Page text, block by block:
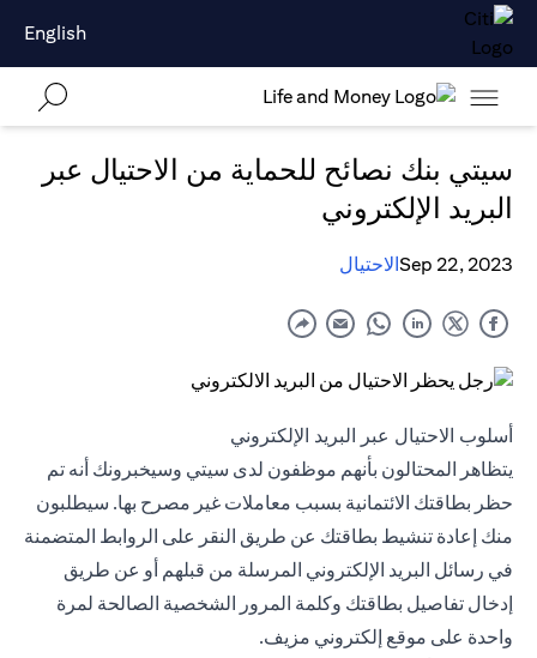
English
سيتي بنك نصائح للحماية من الاحتيال عبر
البريد الإلكتروني
Sep 22, 2023الاحتيال
أسلوب الاحتيال عبر البريد الإلكتروني
يتظاهر المحتالون بأنهم موظفون لدى سيتي وسيخبرونك أنه تم
حظر بطاقتك الائتمانية بسبب معاملات غير مصرح بها. سيطلبون
منك إعادة تنشيط بطاقتك عن طريق النقر على الروابط المتضمنة
في رسائل البريد الإلكتروني المرسلة من قبلهم أو عن طريق
إدخال تفاصيل بطاقتك وكلمة المرور الشخصية الصالحة لمرة
واحدة على موقع إلكتروني مزيف.